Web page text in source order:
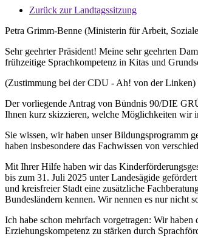
Zurück zur Landtagssitzung
Petra Grimm-Benne (Ministerin für Arbeit,
Sehr geehrter Präsident! Meine sehr geehrten
frühzeitige Sprachkompetenz in Kitas und
(Zustimmung bei der CDU - Ah! von der Linken)
Der vorliegende Antrag von Bündnis 90/DIE
Ihnen kurz skizzieren, welche Möglichkeiten wir
Sie wissen, wir haben unser Bildungsprogramm
haben insbesondere das Fachwissen von
Mit Ihrer Hilfe haben wir das
bis zum 31. Juli 2025 unter Landesägide
und kreisfreier Stadt eine zusätzliche
Bundesländern kennen. Wir nennen es nur nicht
Ich habe schon mehrfach vorgetragen: Wir
Erziehungskompetenz zu stärken durch